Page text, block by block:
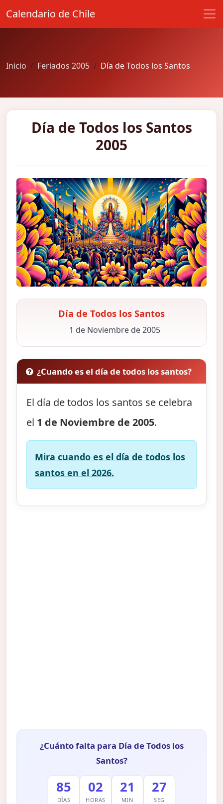
Calendario de Chile
Inicio Feriados 2005 Día de Todos los Santos
Día de Todos los Santos
2005
Día de Todos los Santos
1 de Noviembre de 2005
¿Cuando es el día de todos los santos?
El día de todos los santos se celebra
el 1 de Noviembre de 2005.
Mira cuando es el día de todos los
santos en el 2026.
¿Cuánto falta para Día de Todos los
Santos?
85
DÍAS
02
HORAS
21
MIN
26
SEG